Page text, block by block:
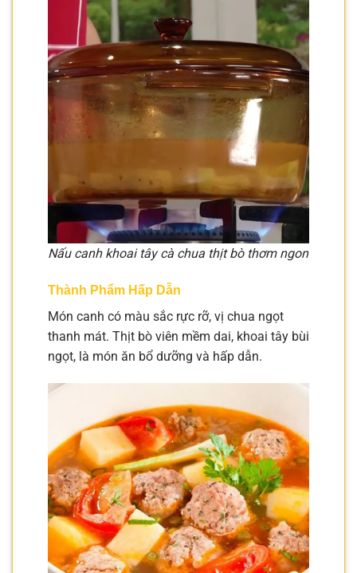
Nấu canh khoai tây cà chua thịt bò thơm ngon
Thành Phẩm Hấp Dẫn
Món canh có màu sắc rực rỡ, vị chua ngọt
thanh mát. Thịt bò viên mềm dai, khoai tây bùi
ngọt, là món ăn bổ dưỡng và hấp dẫn.